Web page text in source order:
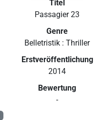
Titel
Passagier 23
Genre
Belletristik : Thriller
Erstveröffentlichung
2014
Bewertung
-